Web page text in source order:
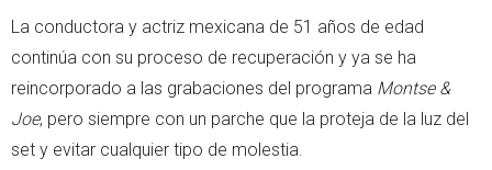
La conductora y actriz mexicana de 51 años de edad
continúa con su proceso de recuperación y ya se ha
reincorporado a las grabaciones del programa Montse &
Joe, pero siempre con un parche que la proteja de la luz del
set y evitar cualquier tipo de molestia.